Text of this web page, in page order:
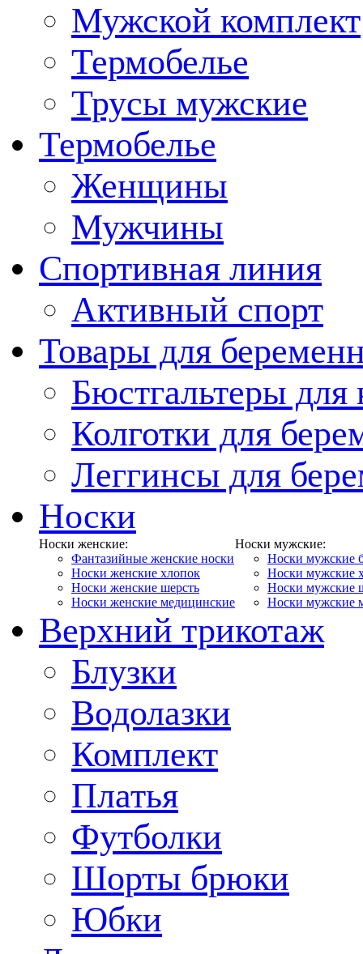
Мужской комплект
Термобелье
Трусы мужские
Термобелье
Женщины
Мужчины
Спортивная линия
Активный спорт
Товары для
Бюстгальтеры
Колготки для
Леггинсы для
Носки
Носки женские:
Фантазийные женские носки
Носки женские хлопок
Носки женские шерсть
Носки женские медицинские
Носки мужские:
Носки мужские
Носки мужские
Носки мужские
Носки мужские
Верхний трикотаж
Блузки
Водолазки
Комплект
Платья
Футболки
Шорты брюки
Юбки